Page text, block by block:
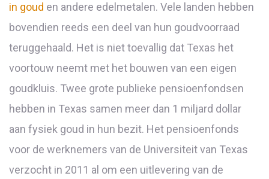
in goud en andere edelmetalen. Vele landen hebben
bovendien reeds een deel van hun goudvoorraad
teruggehaald. Het is niet toevallig dat Texas het
voortouw neemt met het bouwen van een eigen
goudkluis. Twee grote publieke pensioenfondsen
hebben in Texas samen meer dan 1 miljard dollar
aan fysiek goud in hun bezit. Het pensioenfonds
voor de werknemers van de Universiteit van Texas
verzocht in 2011 al om een uitlevering van de